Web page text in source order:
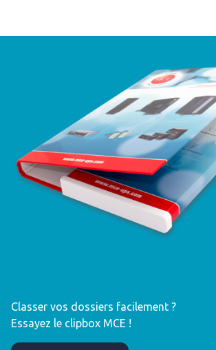
Classer vos dossiers facilement ?
Essayez le clipbox MCE !